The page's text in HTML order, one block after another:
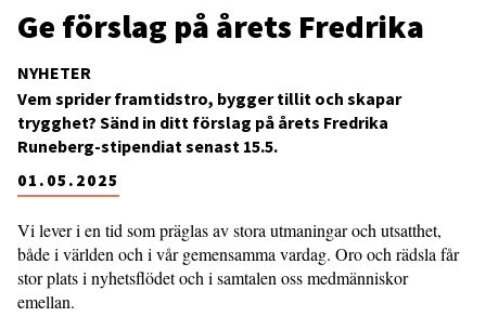
NYHETER
Ge förslag på årets Fredrika
01.05.2025
Vem sprider framtidstro, bygger tillit och skapar
trygghet? Sänd in ditt förslag på årets Fredrika
Runeberg-stipendiat senast 15.5.
Vi lever i en tid som präglas av stora utmaningar och utsatthet,
både i världen och i vår gemensamma vardag. Oro och rädsla får
stor plats i nyhetsflödet och i samtalen oss medmänniskor
emellan.